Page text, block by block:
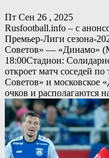
Пт Сен 26 , 2025
Rusfootball.info – с
Премьер-Лиги сезона-
Советов» — «Динамо»
18:00Стадион:
откроет матч соседей
Советов» и московское
очков и располагаются